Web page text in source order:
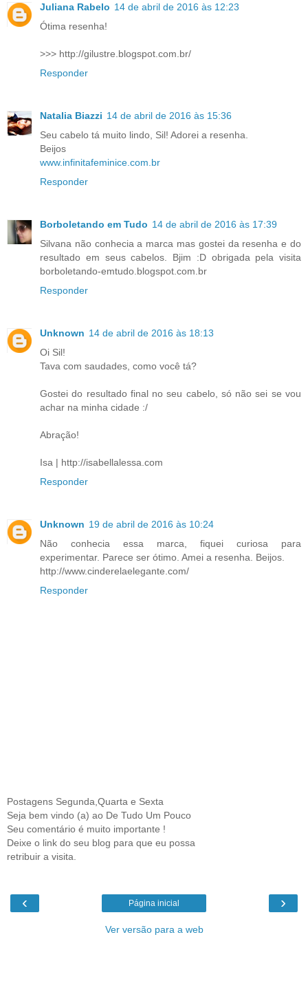
Juliana Rabelo 14 de abril de 2016 às 12:23
Ótima resenha!
>>> http://gilustre.blogspot.com.br/
Responder
Natalia Biazzi 14 de abril de 2016 às 15:36
Seu cabelo tá muito lindo, Sil! Adorei a resenha.
Beijos
www.infinitafeminice.com.br
Responder
Borboletando em Tudo 14 de abril de 2016 às 17:39
Silvana não conhecia a marca mas gostei da resenha e do
resultado em seus cabelos. Bjim :D obrigada pela visita
borboletando-emtudo.blogspot.com.br
Responder
Unknown 14 de abril de 2016 às 18:13
Oi Sil!
Tava com saudades, como você tá?
Gostei do resultado final no seu cabelo, só não sei se vou
achar na minha cidade :/
Abração!
Isa | http://isabellalessa.com
Responder
Unknown 19 de abril de 2016 às 10:24
Não conhecia essa marca, fiquei curiosa para
experimentar. Parece ser ótimo. Amei a resenha. Beijos.
http://www.cinderelaelegante.com/
Responder
Postagens Segunda,Quarta e Sexta
Seja bem vindo (a) ao De Tudo Um Pouco
Seu comentário é muito importante !
Deixe o link do seu blog para que eu possa
retribuir a visita.
‹ ›
Página inicial
Ver versão para a web